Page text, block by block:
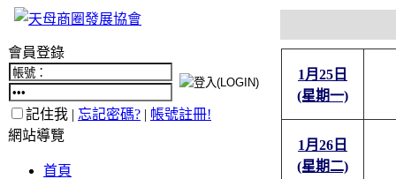
會員登錄
記住我 | 忘記密碼? | 帳號註冊!
網站導覽
首頁
1月25日
(星期一)
1月26日
(星期二)